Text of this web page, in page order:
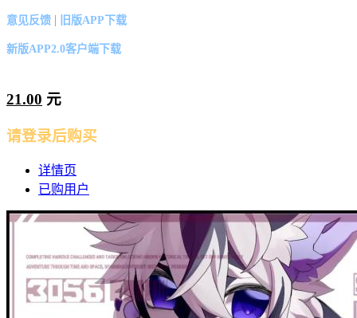
意见反馈 | 旧版APP下载
新版APP2.0客户端下载
21.00 元
请登录后购买
详情页
已购用户